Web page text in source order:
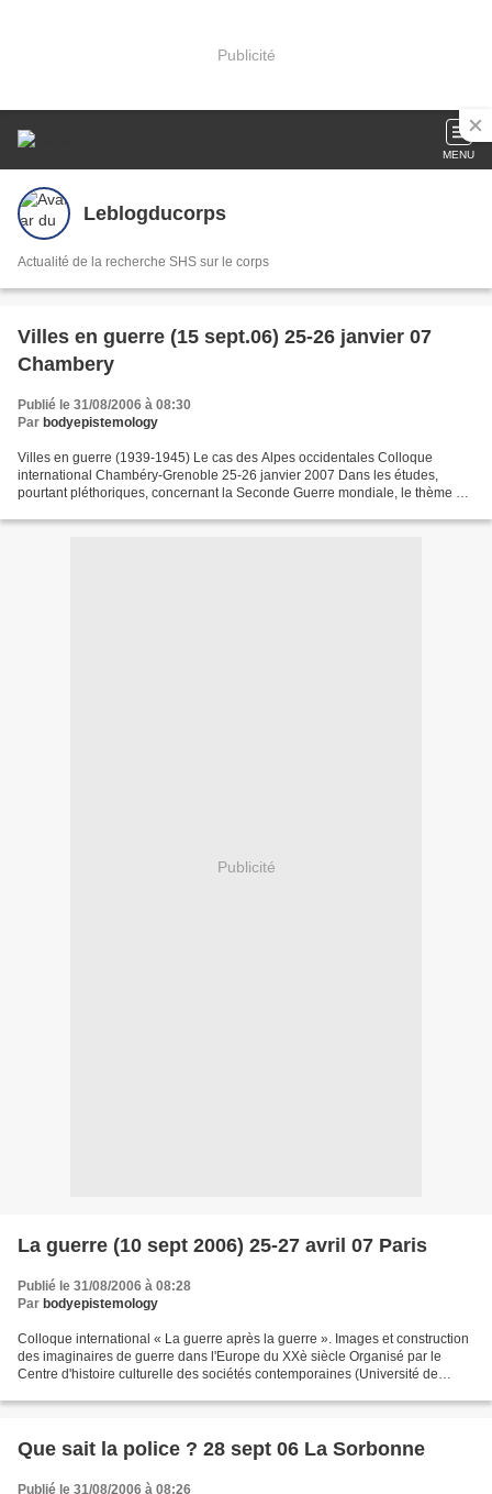
Publicité
MENU
Leblogducorps
Actualité de la recherche SHS sur le corps
Villes en guerre (15 sept.06) 25-26 janvier 07
Chambery
Publié le 31/08/2006 à 08:30
Par bodyepistemology
Villes en guerre (1939-1945) Le cas des Alpes occidentales Colloque
international Chambéry-Grenoble 25-26 janvier 2007 Dans les études,
pourtant pléthoriques, concernant la Seconde Guerre mondiale, le thème de
Publicité
La guerre (10 sept 2006) 25-27 avril 07 Paris
Publié le 31/08/2006 à 08:28
Par bodyepistemology
Colloque international « La guerre après la guerre ». Images et construction
des imaginaires de guerre dans l'Europe du XXè siècle Organisé par le
Centre d'histoire culturelle des sociétés contemporaines (Université de
Que sait la police ? 28 sept 06 La Sorbonne
Publié le 31/08/2006 à 08:26